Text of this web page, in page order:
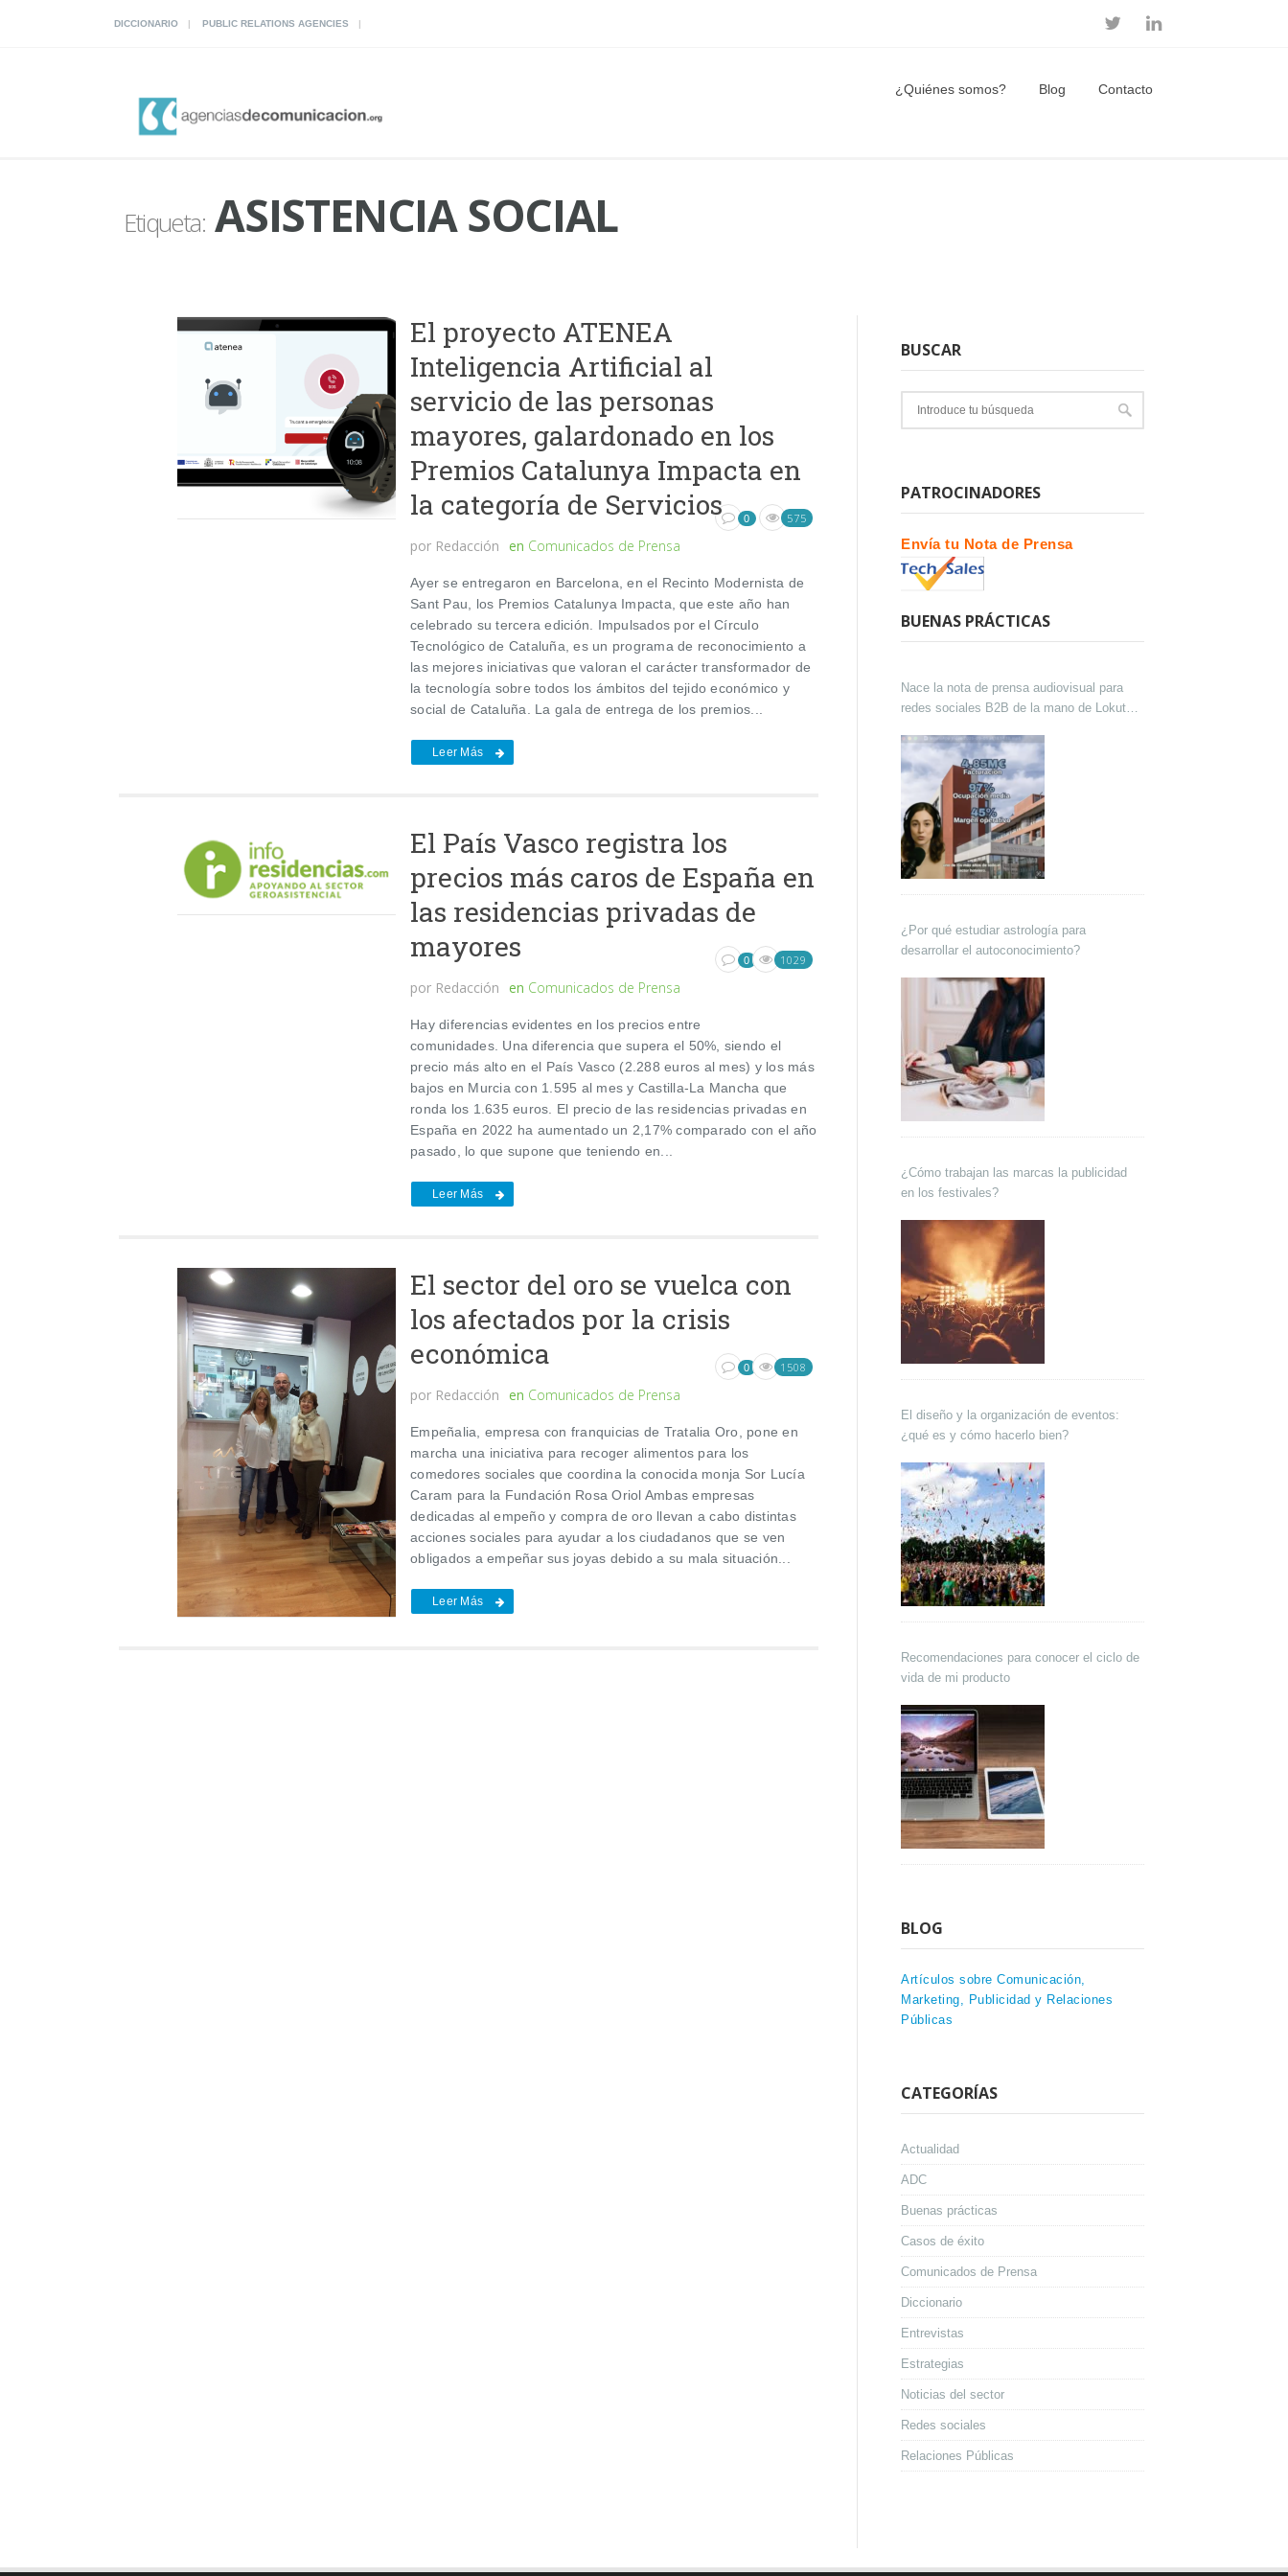
DICCIONARIO PUBLIC RELATIONS AGENCIES
¿Quiénes somos? Blog Contacto
Etiqueta:ASISTENCIA SOCIAL
El proyecto ATENEA
Inteligencia Artificial al
servicio de las personas
mayores, galardonado en los
Premios Catalunya Impacta en
la categoría de Servicios
por Redacción en Comunicados de Prensa
0 575
Ayer se entregaron en Barcelona, ​​en el Recinto Modernista de
Sant Pau, los Premios Catalunya Impacta, que este año han
celebrado su tercera edición. Impulsados ​​por el Círculo
Tecnológico de Cataluña, es un programa de reconocimiento a
las mejores iniciativas que valoran el carácter transformador de
la tecnología sobre todos los ámbitos del tejido económico y
social de Cataluña. La gala de entrega de los premios...
Leer Más
El País Vasco registra los
precios más caros de España en
las residencias privadas de
mayores
por Redacción en Comunicados de Prensa
0 1029
Hay diferencias evidentes en los precios entre
comunidades. Una diferencia que supera el 50%, siendo el
precio más alto en el País Vasco (2.288 euros al mes) y los más
bajos en Murcia con 1.595 al mes y Castilla-La Mancha que
ronda los 1.635 euros. El precio de las residencias privadas en
España en 2022 ha aumentado un 2,17% comparado con el año
pasado, lo que supone que teniendo en...
Leer Más
El sector del oro se vuelca con
los afectados por la crisis
económica
por Redacción en Comunicados de Prensa
0 1508
Empeñalia, empresa con franquicias de Tratalia Oro, pone en
marcha una iniciativa para recoger alimentos para los
comedores sociales que coordina la conocida monja Sor Lucía
Caram para la Fundación Rosa Oriol Ambas empresas
dedicadas al empeño y compra de oro llevan a cabo distintas
acciones sociales para ayudar a los ciudadanos que se ven
obligados a empeñar sus joyas debido a su mala situación...
Leer Más
BUSCAR
PATROCINADORES
Envía tu Nota de Prensa
BUENAS PRÁCTICAS
Nace la nota de prensa audiovisual para
redes sociales B2B de la mano de Lokutor
¿Por qué estudiar astrología para
desarrollar el autoconocimiento?
¿Cómo trabajan las marcas la publicidad
en los festivales?
El diseño y la organización de eventos:
¿qué es y cómo hacerlo bien?
Recomendaciones para conocer el ciclo de
vida de mi producto
BLOG
Artículos sobre Comunicación,
Marketing, Publicidad y Relaciones
Públicas
CATEGORÍAS
Actualidad
ADC
Buenas prácticas
Casos de éxito
Comunicados de Prensa
Diccionario
Entrevistas
Estrategias
Noticias del sector
Redes sociales
Relaciones Públicas